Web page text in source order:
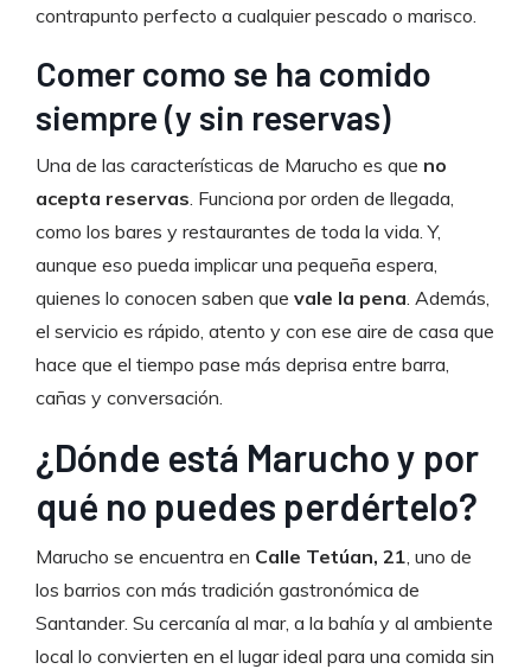
contrapunto perfecto a cualquier pescado o marisco.
Comer como se ha comido
siempre (y sin reservas)
Una de las características de Marucho es que no
acepta reservas . Funciona por orden de llegada,
como los bares y restaurantes de toda la vida. Y,
aunque eso pueda implicar una pequeña espera,
quienes lo conocen saben que vale la pena . Además,
el servicio es rápido, atento y con ese aire de casa que
hace que el tiempo pase más deprisa entre barra,
cañas y conversación.
¿Dónde está Marucho y por
qué no puedes perdértelo?
Marucho se encuentra en Calle Tetúan, 21 , uno de
los barrios con más tradición gastronómica de
Santander. Su cercanía al mar, a la bahía y al ambiente
local lo convierten en el lugar ideal para una comida sin